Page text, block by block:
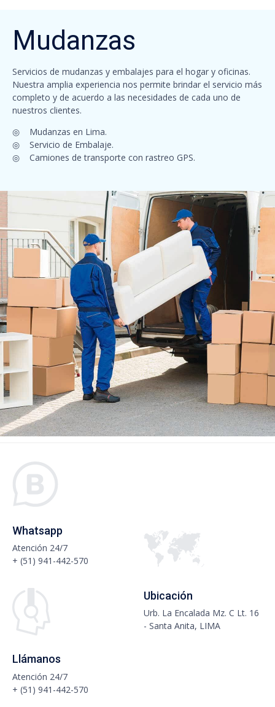
Mudanzas
Servicios de mudanzas y embalajes para el hogar y oficinas.
Nuestra amplia experiencia nos permite brindar el servicio más
completo y de acuerdo a las necesidades de cada uno de
nuestros clientes.
◎ Mudanzas en Lima.
◎ Servicio de Embalaje.
◎ Camiones de transporte con rastreo GPS.
Whatsapp
Atención 24/7
+ (51) 941-442-570
Llámanos
Atención 24/7
+ (51) 941-442-570
Ubicación
Urb. La Encalada Mz. C Lt. 16
- Santa Anita, LIMA